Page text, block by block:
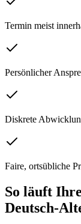
Termin meist
Persönlicher
Diskrete
Faire, ortsübliche
So läuft Ihre
Deutsch-